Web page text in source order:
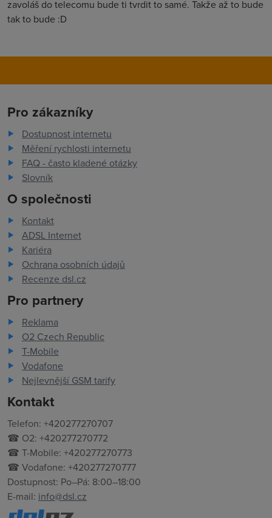
zavoláš do telecomu bude ti tvrdit to samé. Takže až to bude
tak to bude :D
Pro zákazníky
Dostupnost internetu
Měření rychlosti internetu
FAQ - často kladené otázky
Slovník
O společnosti
Kontakt
ADSL Internet
Kariéra
Ochrana osobních údajů
Recenze dsl.cz
Pro partnery
Reklama
O2 Czech Republic
T-Mobile
Vodafone
Nejlevnější GSM tarify
Kontakt
Telefon: +420277270707
☎ O2: +420277270772
☎ T-Mobile: +420277270773
☎ Vodafone: +420277270777
Dostupnost: Po–Pá: 8:00–18:00
E-mail: info@dsl.cz